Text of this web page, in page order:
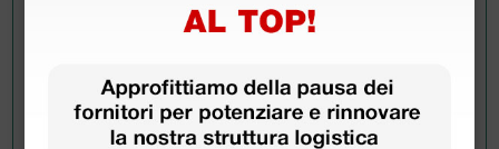
Invia ora la tua domanda ai colleghi che hanno già